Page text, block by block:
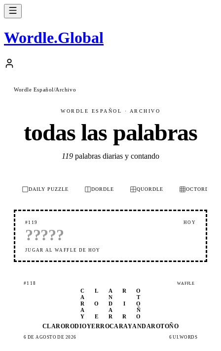
Wordle.Global
Wordle Español/Archivo
WORDLE ESPAÑOL · ARCHIVO
todas las palabras
119 palabras diarias y contando
DAILY PUZZLE DORDLE QUORDLE OCTORDLE
#119 HOY
?????
JUGAR AL WAFFLE DE HOY
#118 WAFFLE
C L A R
O
A
N
T
R
O D I
O
A
A
Ñ
Y
E R R O
CLARORODIOYERROCARAYANDAROTOÑO
6 DE AGOSTO DE 2026 6 UI.WORDS